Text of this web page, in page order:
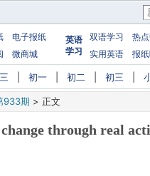
电子报纸
微商城
英语
学习
双语学习
热
实用英语
报
初一 初二 初三
933期 > 正文
through real